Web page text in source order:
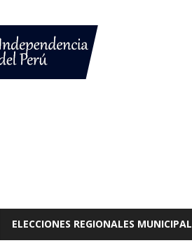
ELECCIONES REGIONALES